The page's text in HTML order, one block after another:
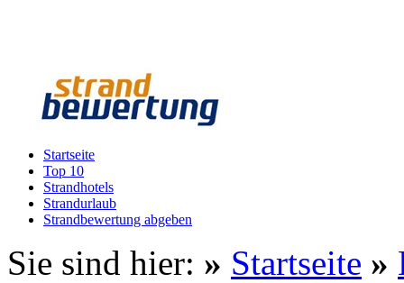
Startseite
Top 10
Strandhotels
Strandurlaub
Strandbewertung abgeben
Sie sind hier: » Startseite »